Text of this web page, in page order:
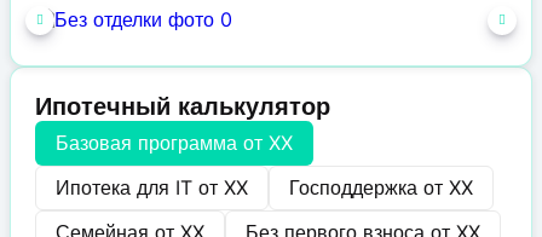
Ипотечный калькулятор
Базовая программа от XX
Ипотека для IT от XX Господдержка от XX
Семейная от XX Без первого взноса от XX